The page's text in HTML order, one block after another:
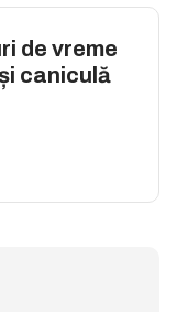
de vreme
caniculă